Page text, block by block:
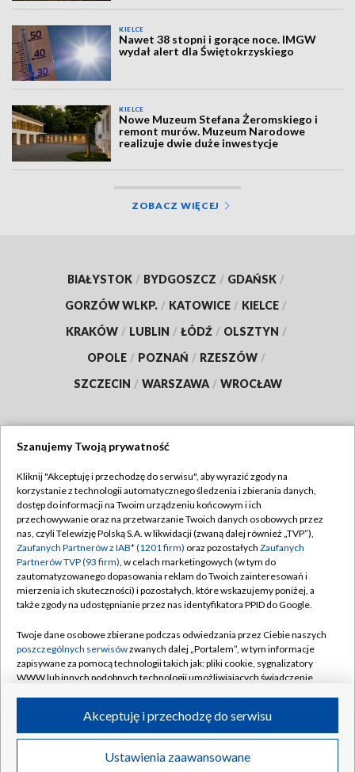
KIELCE
Nawet 38 stopni i gorące noce. IMGW
wydał alert dla Świętokrzyskiego
KIELCE
Nowe Muzeum Stefana Żeromskiego i
remont murów. Muzeum Narodowe
realizuje dwie duże inwestycje
ZOBACZ WIĘCEJ
BIAŁYSTOK / BYDGOSZCZ / GDAŃSK /
GORZÓW WLKP. / KATOWICE / KIELCE /
KRAKÓW / LUBLIN / ŁÓDŹ / OLSZTYN /
OPOLE / POZNAŃ / RZESZÓW /
SZCZECIN / WARSZAWA / WROCŁAW
TVP
Abonament TVP
Emisja w TVP
Centrum informacji TVP
Naziemna Telewizja Cyfrowa
Rada Programowa
System NOS
Informacje o nadawcy
Program dla prasy
Regulamin TVP
Polityka prywatności
Moje zgody
Pomoc
Kontakt
Kanały
©2026 Telewizja Polska S.A. w likwidacji
Szanujemy Twoją prywatność
Kliknij "Akceptuję i przechodzę do serwisu", aby wyrazić zgody na
korzystanie z technologii automatycznego śledzenia i zbierania danych,
dostęp do informacji na Twoim urządzeniu końcowym i ich
przechowywanie oraz na przetwarzanie Twoich danych osobowych przez
nas, czyli Telewizję Polską S.A. w likwidacji (zwaną dalej również „TVP”),
Zaufanych Partnerów z IAB* (1201 firm) oraz pozostałych Zaufanych
Partnerów TVP (93 firm), w celach marketingowych (w tym do
zautomatyzowanego dopasowania reklam do Twoich zainteresowań i
mierzenia ich skuteczności) i pozostałych, które wskazujemy poniżej, a
także zgody na udostępnianie przez nas identyfikatora PPID do Google.
Twoje dane osobowe zbierane podczas odwiedzania przez Ciebie naszych
poszczególnych serwisówzwanych dalej „Portalem”, w tym informacje
zapisywane za pomocą technologii takich jak: pliki cookie, sygnalizatory
WWW lub innych podobnych technologii umożliwiających świadczenie
ruchu w Internecie.
Twoje dane osobowe zbierane podczas odwiedzania przez Ciebie
poszczególnych serwisówna Portalu, takie jak adresy IP, identyfikatory
Ustawienia zaawansowane
Akceptuję i przechodzę do serwisu